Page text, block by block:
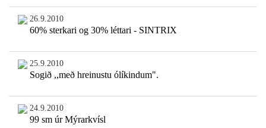
26.9.2010
60% sterkari og 30% léttari - SINTRIX
25.9.2010
Sogið ,,með hreinustu ólíkindum".
24.9.2010
99 sm úr Mýrarkvísl